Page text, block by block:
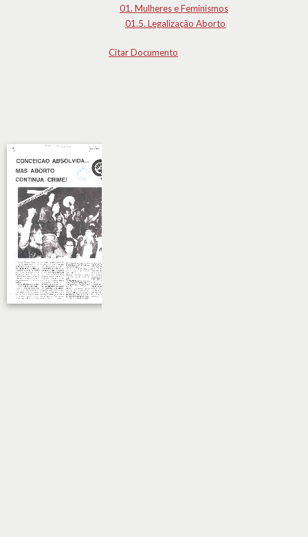
01. Mulheres e Feminismos
01.5. Legalização Aborto
Citar Documento